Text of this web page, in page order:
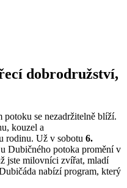
dobrodružství,
se nezadržitelně blíží.
kouzel a
rodinu. Už v sobotu 6.
u Dubičného potoka promění v
jste milovníci zvířat, mladí
nabízí program, který